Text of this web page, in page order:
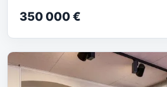
350 000 €